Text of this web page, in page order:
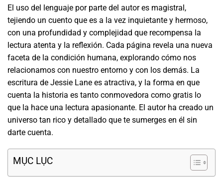
El uso del lenguaje por parte del autor es magistral,
tejiendo un cuento que es a la vez inquietante y hermoso,
con una profundidad y complejidad que recompensa la
lectura atenta y la reflexión. Cada página revela una nueva
faceta de la condición humana, explorando cómo nos
relacionamos con nuestro entorno y con los demás. La
escritura de Jessie Lane es atractiva, y la forma en que
cuenta la historia es tanto conmovedora como gratis lo
que la hace una lectura apasionante. El autor ha creado un
universo tan rico y detallado que te sumerges en él sin
darte cuenta.
MỤC LỤC